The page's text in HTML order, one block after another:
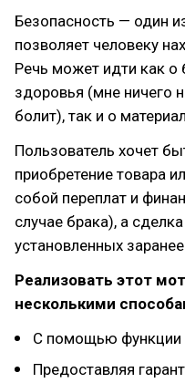
Безопасность — один
позволяет человеку
Речь может идти как о
здоровья (мне ничего
болит), так и о
Пользователь хочет
приобретение товара
собой переплат и
случае брака), а
установленных
Реализовать этот
несколькими
С помощью функции
Предоставляя